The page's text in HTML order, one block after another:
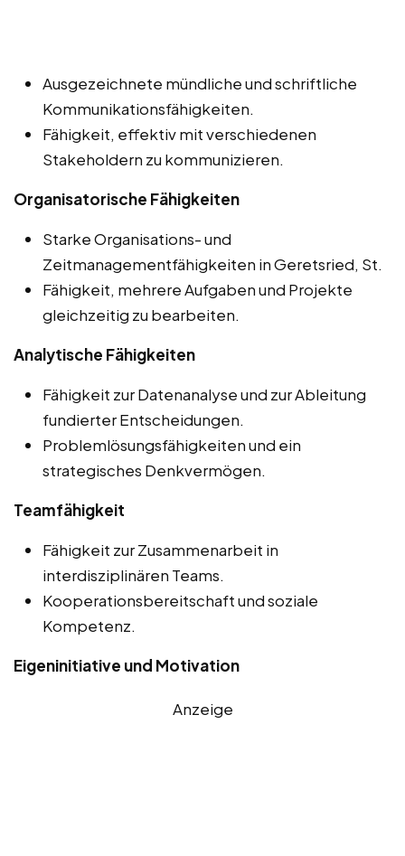
Ausgezeichnete mündliche und schriftliche
Kommunikationsfähigkeiten.
Fähigkeit, effektiv mit verschiedenen
Stakeholdern zu kommunizieren.
Organisatorische Fähigkeiten
Starke Organisations- und
Zeitmanagementfähigkeiten in Geretsried, St.
Fähigkeit, mehrere Aufgaben und Projekte
gleichzeitig zu bearbeiten.
Analytische Fähigkeiten
Fähigkeit zur Datenanalyse und zur Ableitung
fundierter Entscheidungen.
Problemlösungsfähigkeiten und ein
strategisches Denkvermögen.
Teamfähigkeit
Fähigkeit zur Zusammenarbeit in
interdisziplinären Teams.
Kooperationsbereitschaft und soziale
Kompetenz.
Eigeninitiative und Motivation
Anzeige